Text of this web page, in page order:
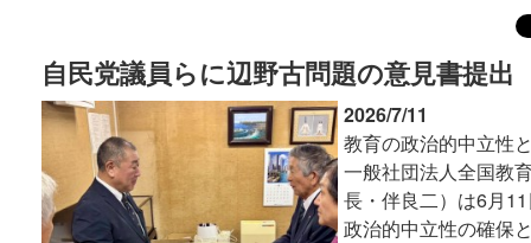
自民党議員らに辺野古問題の意見書提出
2026/7/11
教育の政治的中立性
一般社団法人全国教
長・伴良二）は6月
政治的中立性の確保